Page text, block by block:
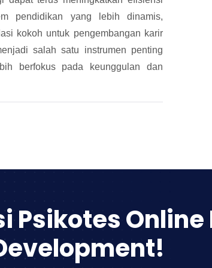
pendidikan yang lebih dinamis,
kokoh untuk pengembangan karir
salah satu instrumen penting
berfokus pada keunggulan dan
Psikotes Online